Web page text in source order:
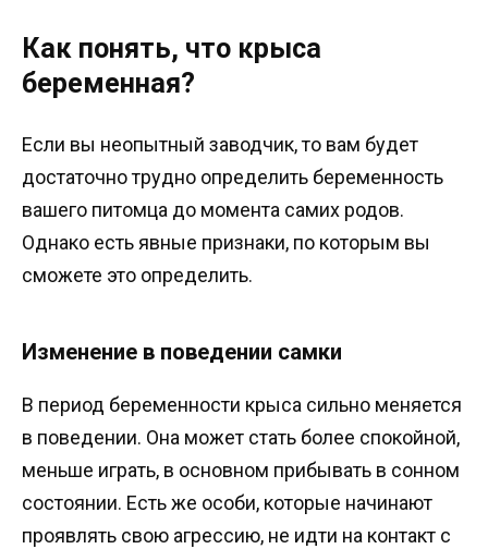
Как понять, что крыса
беременная?
Если вы неопытный заводчик, то вам будет
достаточно трудно определить беременность
вашего питомца до момента самих родов.
Однако есть явные признаки, по которым вы
сможете это определить.
Изменение в поведении самки
В период беременности крыса сильно меняется
в поведении. Она может стать более спокойной,
меньше играть, в основном прибывать в сонном
состоянии. Есть же особи, которые начинают
проявлять свою агрессию, не идти на контакт с